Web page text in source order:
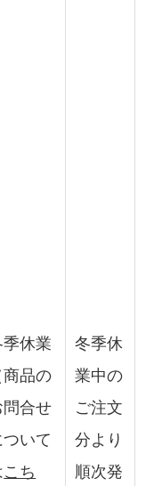
季休業
商品の
問合せ
ついて
こち
冬季休
業中の
ご注文
分より
順次発